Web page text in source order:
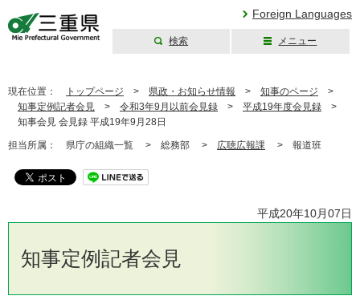
Foreign Languages
検索 メニュー
現在位置： トップページ > 県政・お知らせ情報 > 知事のページ >
知事定例記者会見 > 令和3年9月以前会見録 > 平成19年度会見録 >
知事会見 会見録 平成19年9月28日
担当所属： 県庁の組織一覧 > 総務部 > 広聴広報課 > 報道班
平成20年10月07日
知事定例記者会見